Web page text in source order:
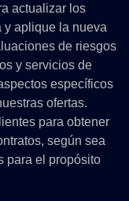
actualizar los
y aplique la nueva
de riesgos
y servicios de
específicos
ofertas.
para obtener
según sea
para el propósito